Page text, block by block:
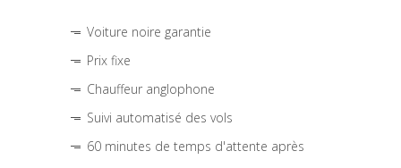
Voiture noire garantie
Prix fixe
Chauffeur anglophone
Suivi automatisé des vols
60 minutes de temps d'attente après